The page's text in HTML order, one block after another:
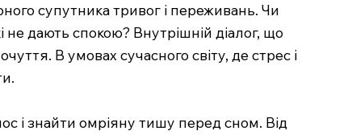
супутника тривог і переживань. Чи
дають спокою? Внутрішній діалог, що
В умовах сучасного світу, де стрес і
і знайти омріяну тишу перед сном. Від